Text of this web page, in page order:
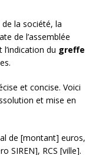
la société, la
de l’assemblée
du greffe
et concise. Voici
et mise en
de [montant] euros,
SIREN], RCS [ville].